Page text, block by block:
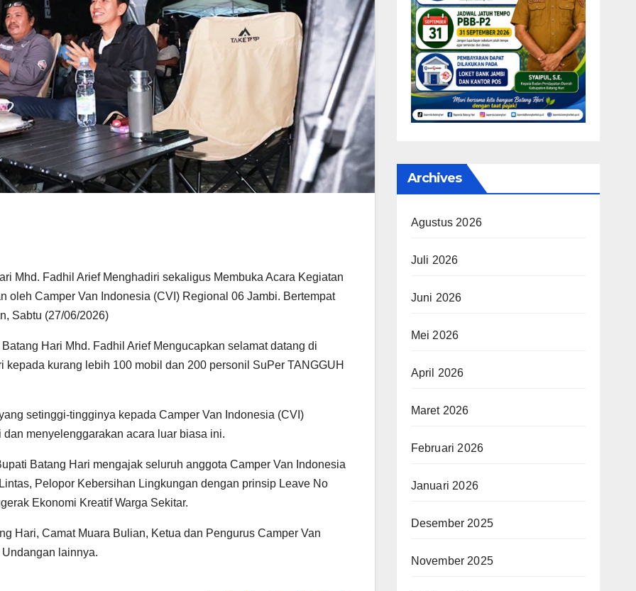
Mhd. Fadhil Arief Menghadiri sekaligus Membuka Acara Kegiatan
oleh Camper Van Indonesia (CVI) Regional 06 Jambi. Bertempat
Sabtu (27/06/2026)
Hari Mhd. Fadhil Arief Mengucapkan selamat datang di
kurang lebih 100 mobil dan 200 personil SuPer TANGGUH
setinggi-tingginya kepada Camper Van Indonesia (CVI)
menyelenggarakan acara luar biasa ini.
Batang Hari mengajak seluruh anggota Camper Van Indonesia
Pelopor Kebersihan Lingkungan dengan prinsip Leave No
Ekonomi Kreatif Warga Sekitar.
Hari, Camat Muara Bulian, Ketua dan Pengurus Camper Van
lainnya.
Archives
Agustus 2026
Juli 2026
Juni 2026
Mei 2026
April 2026
Maret 2026
Februari 2026
Januari 2026
Desember 2025
November 2025